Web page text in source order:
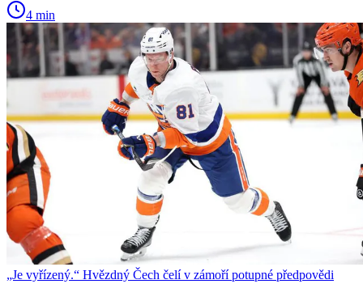
4 min
„Je vyřízený.“ Hvězdný Čech čelí v zámoří potupné předpovědi